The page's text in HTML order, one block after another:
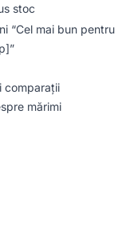
stoc
“Cel mai bun pentru
comparații
mărimi